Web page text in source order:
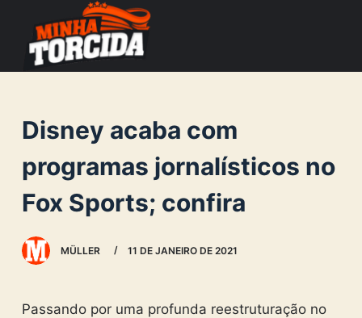
o
e
Disney acaba com
programas jornalísticos no
Fox Sports; confira
MÜLLER 11 DE JANEIRO DE 2021
Passando por uma profunda reestruturação no